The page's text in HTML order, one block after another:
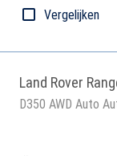
Vergelijken
Land Rover
D350 AWD Auto